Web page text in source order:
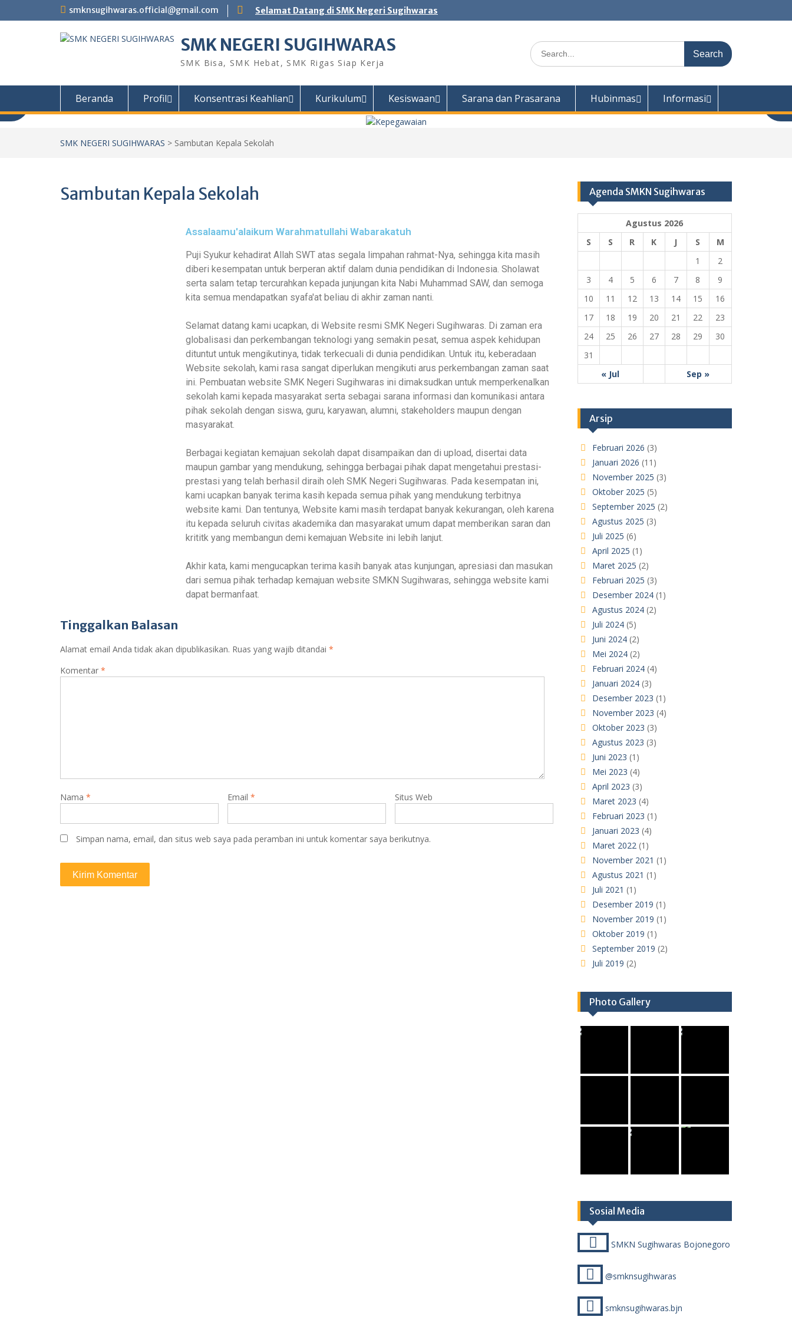
smknsugihwaras.official@gmail.com Selamat Datang di SMK Negeri Sugihwaras
SMK NEGERI SUGIHWARAS
SMK Bisa, SMK Hebat, SMK Rigas Siap Kerja
Beranda Profil Konsentrasi Keahlian Kurikulum Kesiswaan Sarana dan Prasarana Hubinmas Informasi
SMK NEGERI SUGIHWARAS > Sambutan Kepala Sekolah
Sambutan Kepala Sekolah
Assalaamu'alaikum Warahmatullahi Wabarakatuh
Puji Syukur kehadirat Allah SWT atas segala limpahan rahmat-Nya, sehingga kita masih
diberi kesempatan untuk berperan aktif dalam dunia pendidikan di Indonesia. Sholawat
serta salam tetap tercurahkan kepada junjungan kita Nabi Muhammad SAW, dan semoga
kita semua mendapatkan syafa'at beliau di akhir zaman nanti.
Selamat datang kami ucapkan, di Website resmi SMK Negeri Sugihwaras. Di zaman era
globalisasi dan perkembangan teknologi yang semakin pesat, semua aspek kehidupan
dituntut untuk mengikutinya, tidak terkecuali di dunia pendidikan. Untuk itu, keberadaan
Website sekolah, kami rasa sangat diperlukan mengikuti arus perkembangan zaman saat
ini. Pembuatan website SMK Negeri Sugihwaras ini dimaksudkan untuk memperkenalkan
sekolah kami kepada masyarakat serta sebagai sarana informasi dan komunikasi antara
pihak sekolah dengan siswa, guru, karyawan, alumni, stakeholders maupun dengan
masyarakat.
Berbagai kegiatan kemajuan sekolah dapat disampaikan dan di upload, disertai data
maupun gambar yang mendukung, sehingga berbagai pihak dapat mengetahui prestasi-
prestasi yang telah berhasil diraih oleh SMK Negeri Sugihwaras. Pada kesempatan ini,
kami ucapkan banyak terima kasih kepada semua pihak yang mendukung terbitnya
website kami. Dan tentunya, Website kami masih terdapat banyak kekurangan, oleh karena
itu kepada seluruh civitas akademika dan masyarakat umum dapat memberikan saran dan
krititk yang membangun demi kemajuan Website ini lebih lanjut.
Akhir kata, kami mengucapkan terima kasih banyak atas kunjungan, apresiasi dan masukan
dari semua pihak terhadap kemajuan website SMKN Sugihwaras, sehingga website kami
dapat bermanfaat.
Tinggalkan Balasan
Alamat email Anda tidak akan dipublikasikan. Ruas yang wajib ditandai *
Komentar *
Nama * Email * Situs Web
Simpan nama, email, dan situs web saya pada peramban ini untuk komentar saya berikutnya.
Agenda SMKN Sugihwaras
Agustus 2026
S
S R K J S
M
1
2
3
4 5 6 7 8
9
10
11 12 13 14 15
16
17
18 19 20 21 22
23
24
25 26 27 28 29
30
31
« Jul
Sep »
Arsip
Februari 2026 (3)
Januari 2026 (11)
November 2025 (3)
Oktober 2025 (5)
September 2025 (2)
Agustus 2025 (3)
Juli 2025 (6)
April 2025 (1)
Maret 2025 (2)
Februari 2025 (3)
Desember 2024(1)
Agustus 2024(2)
Juli 2024(5)
Juni 2024(2)
Mei 2024(2)
Februari 2024(4)
Januari 2024(3)
Desember 2023 (1)
November 2023 (4)
Oktober 2023 (3)
Agustus 2023 (3)
Juni 2023 (1)
Mei 2023 (4)
April 2023 (3)
Maret 2023 (4)
Februari 2023 (1)
Januari 2023 (4)
Maret 2022 (1)
November 2021 (1)
Agustus 2021 (1)
Juli 2021 (1)
Desember 2019 (1)
November 2019 (1)
Oktober 2019 (1)
September 2019 (2)
Juli 2019 (2)
Photo Gallery
Sosial Media
SMKN Sugihwaras Bojonegoro
@smknsugihwaras
smknsugihwaras.bjn